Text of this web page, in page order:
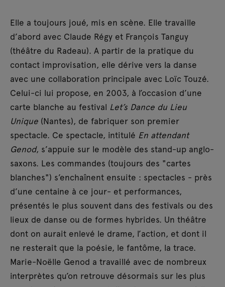
Elle a toujours joué, mis en scène. Elle travaille
d’abord avec Claude Régy et François Tanguy
(théâtre du Radeau). A partir de la pratique du
contact improvisation, elle dérive vers la danse
avec une collaboration principale avec Loïc Touzé.
Celui-ci lui propose, en 2003, à l’occasion d’une
carte blanche au festival Let’s Dance du Lieu
Unique (Nantes), de fabriquer son premier
spectacle. Ce spectacle, intitulé En attendant
Genod, s’appuie sur le modèle des stand-up anglo-
saxons. Les commandes (toujours des "cartes
blanches") s’enchaînent ensuite : spectacles - près
d’une centaine à ce jour- et performances,
présentés le plus souvent dans des festivals ou des
lieux de danse ou de formes hybrides. Un théâtre
dont on aurait enlevé le drame, l’action, et dont il
ne resterait que la poésie, le fantôme, la trace.
Marie-Noëlle Genod a travaillé avec de nombreux
interprètes qu’on retrouve désormais sur les plus